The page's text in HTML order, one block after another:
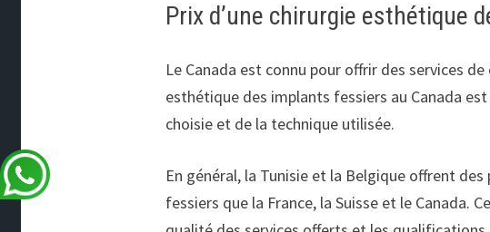
Prix d’une chirurgie esthétique
Le Canada est connu pour offrir des services
esthétique des implants fessiers au Canada
choisie et de la technique utilisée.
En général, la Tunisie et la Belgique offrent
fessiers que la France, la Suisse et le Canada.